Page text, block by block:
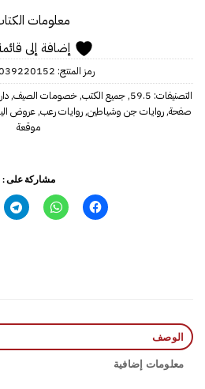
معلومات
إضافة إلى
رمز المنتج: 1
التصنيفات: 59.5
,جميع الكتب,خصومات الصيف,
صفحة,روايات جن وشياطين,روايات رعب,عروض
موقعة
مشاركة على :
الوصف
معلومات إضافية